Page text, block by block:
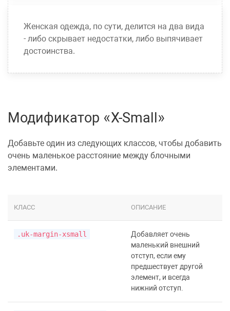
Женская одежда, по сути, делится на два вида
- либо скрывает недостатки, либо выпячивает
достоинства.
Модификатор «X-Small»
Добавьте один из следующих классов, чтобы добавить
очень маленькое расстояние между блочными
элементами.
КЛАСС ОПИСАНИЕ
.uk-margin-xsmall
Добавляет очень
маленький внешний
отступ, если ему
предшествует другой
элемент, и всегда
нижний отступ.